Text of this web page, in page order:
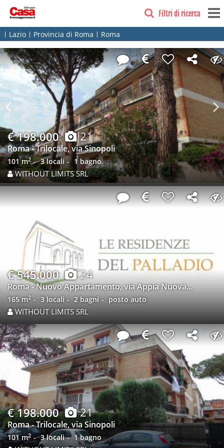
Filtri di ricerca
Lazio Provincia di Roma Roma
Previous
€ 198.000 21
Roma - Trilocale, via Sinopoli
101 m2 3 locali 1 bagno
WITHOUT LIMITS SRL
Previous
€ 545.000 24
Roma - Nuovo Appartamento, via Appia Nuova...
165 m2 3 locali 2 bagni posto auto
WITHOUT LIMITS SRL
Previous
€ 198.000 21
Roma - Trilocale, via Sinopoli
101 m2 3 locali 1 bagno